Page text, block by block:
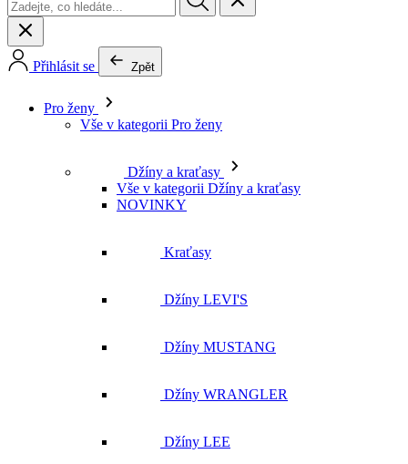
Přihlásit se Zpět
Pro ženy
Vše v kategorii Pro ženy
Džíny a kraťasy
Vše v kategorii Džíny a kraťasy
NOVINKY
Kraťasy
Džíny LEVI'S
Džíny MUSTANG
Džíny WRANGLER
Džíny LEE